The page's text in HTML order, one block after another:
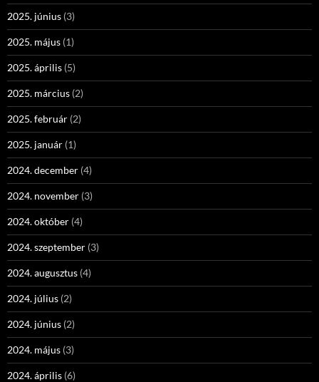
2025. június (3)
2025. május (1)
2025. április (5)
2025. március (2)
2025. február (2)
2025. január (1)
2024. december (4)
2024. november (3)
2024. október (4)
2024. szeptember (3)
2024. augusztus (4)
2024. július (2)
2024. június (2)
2024. május (3)
2024. április (6)